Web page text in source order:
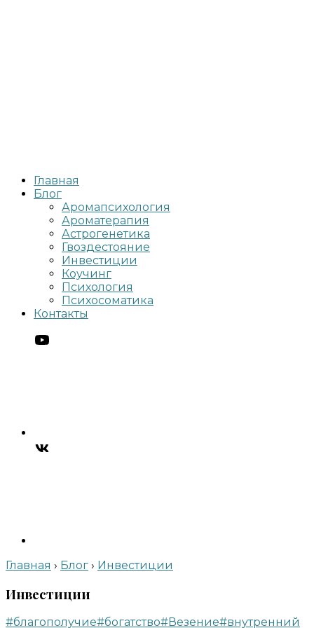
Главная
Блог
Аромапсихология
Ароматерапия
Астрогенетика
Гвоздестояние
Инвестиции
Коучинг
Психология
Психосоматика
Контакты
Главная › Блог › Инвестиции
Инвестиции
#благополучие#богатство#Везение#внутренний